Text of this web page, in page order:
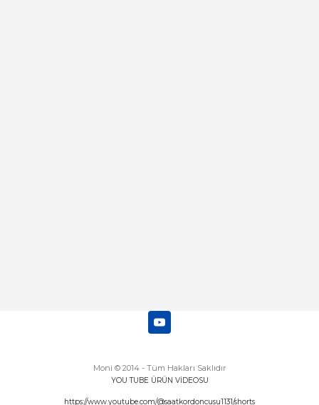
Moni © 2014 - Tüm Hakları Saklıdır
YOU TUBE ÜRÜN VİDEOSU
https://www.youtube.com/@saatkordoncusu1131/shorts